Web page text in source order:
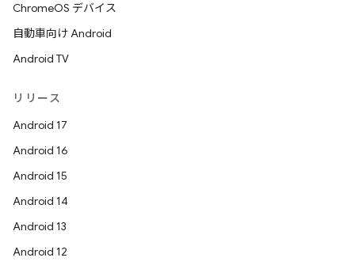
ChromeOS デバイス
自動車向け Android
Android TV
リリース
Android 17
Android 16
Android 15
Android 14
Android 13
Android 12